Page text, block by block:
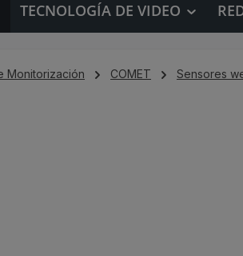
TECNOLOGÍA DE VIDEO
Monitorización COMET Sensores